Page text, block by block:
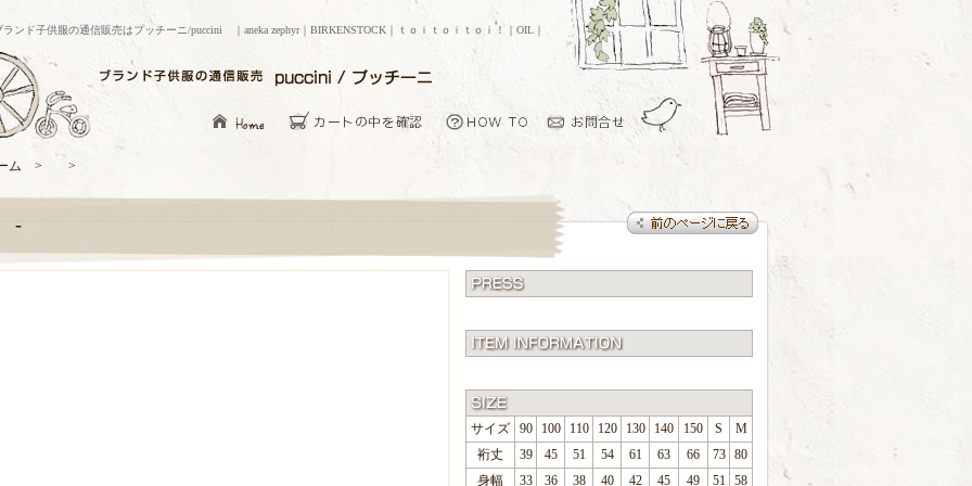
ランド子供服の通信販売はプッチーニ/puccini ｜aneka zephyr｜BIRKENSTOCK｜ｔｏｉｔｏｉｔｏｉ！｜OIL｜
ーム > >
-
サイズ 90 100 110 120 130 140 150 S
M
裄丈
39 45 51 54 61 63 66 73
80
身幅
33 36 38 40 42 45 49 51 58